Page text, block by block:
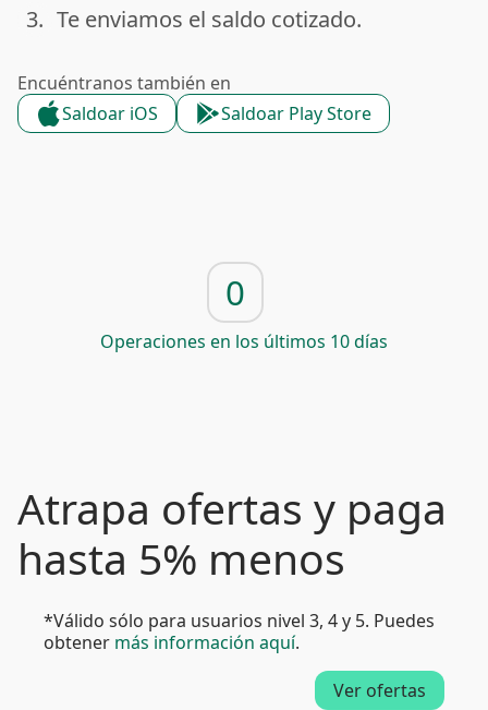
done
3. Te enviamos el saldo cotizado.
Encuéntranos también en
Saldoar iOS
Saldoar Play Store
0
Operaciones en los últimos 10 días
Atrapa ofertas y paga
hasta 5% menos
*Válido sólo para usuarios nivel 3, 4 y 5. Puedes
obtener más información aquí.
Ver ofertas